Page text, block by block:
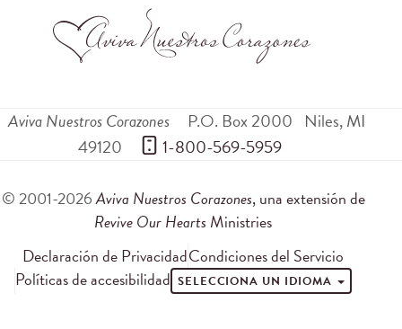
Aviva Nuestros Corazones P.O. Box 2000 Niles,MI
49120
1-800-569-5959
© 2001-2026Aviva Nuestros Corazones, una extensión de
Revive Our Hearts Ministries
Declaración de PrivacidadCondiciones del Servicio
Políticas de accesibilidad SELECCIONA UN IDIOMA